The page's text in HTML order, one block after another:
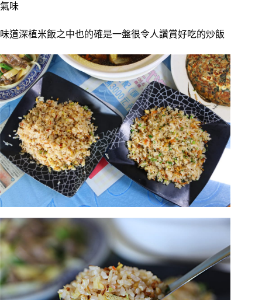
氣味
味道深植米飯之中也的確是一盤很令人讚賞好吃的炒飯